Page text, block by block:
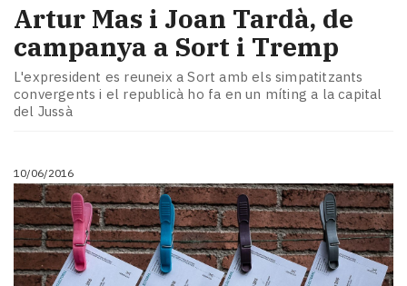
Artur Mas i Joan Tardà, de
campanya a Sort i Tremp
L'expresident es reuneix a Sort amb els simpatitzants
convergents i el republicà ho fa en un míting a la capital
del Jussà
10/06/2016